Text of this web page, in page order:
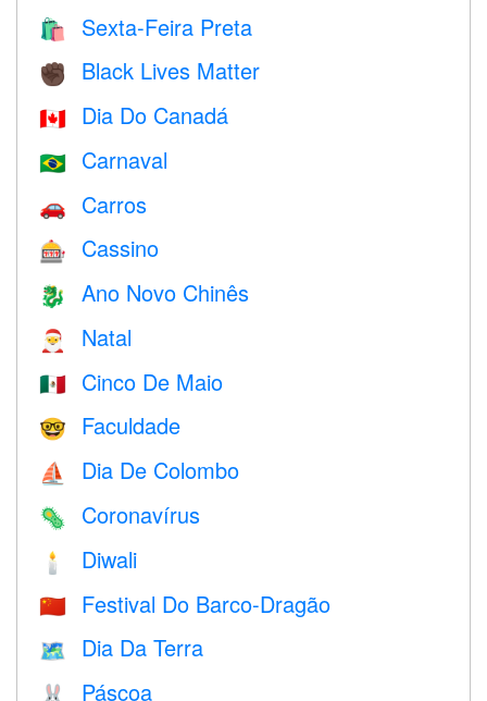
🛍 Sexta-Feira Preta
✊🏿 Black Lives Matter
🇨🇦 Dia Do Canadá
🇧🇷 Carnaval
🚗 Carros
🎰 Cassino
🐉 Ano Novo Chinês
🎅 Natal
🇲🇽 Cinco De Maio
🤓 Faculdade
⛵️ Dia De Colombo
🦠 Coronavírus
🕯 Diwali
🇨🇳 Festival Do Barco-Dragão
🗺️ Dia Da Terra
🐰 Páscoa